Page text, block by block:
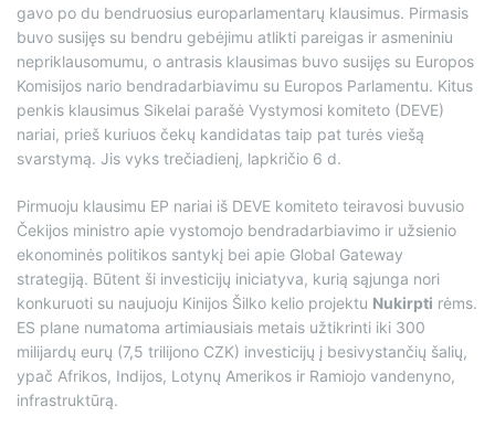
gavo po du bendruosius europarlamentarų klausimus. Pirmasis
buvo susijęs su bendru gebėjimu atlikti pareigas ir asmeniniu
nepriklausomumu, o antrasis klausimas buvo susijęs su Europos
Komisijos nario bendradarbiavimu su Europos Parlamentu. Kitus
penkis klausimus Sikelai parašė Vystymosi komiteto (DEVE)
nariai, prieš kuriuos čekų kandidatas taip pat turės viešą
svarstymą. Jis vyks trečiadienį, lapkričio 6 d.
Pirmuoju klausimu EP nariai iš DEVE komiteto teiravosi buvusio
Čekijos ministro apie vystomojo bendradarbiavimo ir užsienio
ekonominės politikos santykį bei apie Global Gateway
strategiją. Būtent ši investicijų iniciatyva, kurią sąjunga nori
konkuruoti su naujuoju Kinijos Šilko kelio projektu Nukirpti rėms.
ES plane numatoma artimiausiais metais užtikrinti iki 300
milijardų eurų (7,5 trilijono CZK) investicijų į besivystančių šalių,
ypač Afrikos, Indijos, Lotynų Amerikos ir Ramiojo vandenyno,
infrastruktūrą.